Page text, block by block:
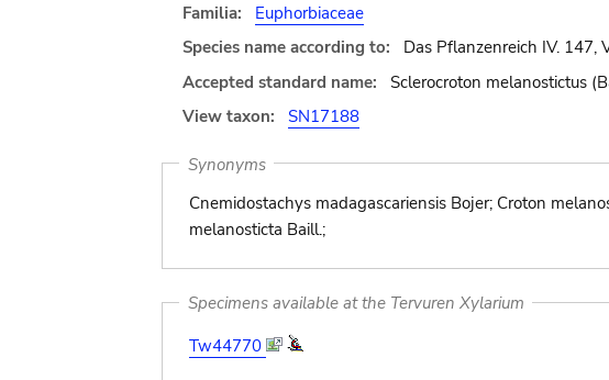
Familia:
Euphorbiaceae
Species name according to:
Das Pflanzenreich IV. 147,
Accepted standard name:
Sclerocroton melanostictus
View taxon:
SN17188
Synonyms
Cnemidostachys madagascariensis Bojer; Croton
melanosticta Baill.;
Specimens available at the Tervuren Xylarium
Tw44770